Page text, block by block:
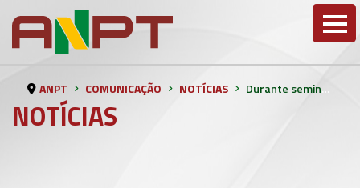
NOTÍCIAS
ANPT COMUNICAÇÃO NOTÍCIAS Durante seminário em Goiás, ANPT debate equidade de gênero e inclusão da identidade LGBTQIA+